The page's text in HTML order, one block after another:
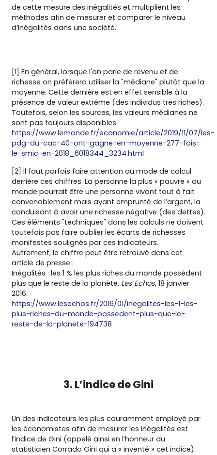
de cette mesure des inégalités et multiplient les
méthodes afin de mesurer et comparer le niveau
d’inégalités dans une société.
[1] En général, lorsque l'on parle de revenu et de
richesse on préfèrera utiliser la "médiane" plutôt que la
moyenne. Cette dernière est en effet sensible à la
présence de valeur extrême (des individus très riches).
Toutefois, selon les sources, les valeurs médianes ne
sont pas toujours disponibles.
https://www.lemonde.fr/economie/article/2019/11/07/les-
pdg-du-cac-40-ont-gagne-en-moyenne-277-fois-
le-smic-en-2018_6018344_3234.html
[2] Il faut parfois faire attention au mode de calcul
derrière ces chiffres. La personne la plus « pauvre » au
monde pourrait être une personne vivant tout à fait
convenablement mais ayant emprunté de l’argent, la
conduisant à avoir une richesse négative (des dettes).
Ces éléments "techniques" dans les calculs ne doivent
toutefois pas faire oublier les écarts de richesses
manifestes soulignés par ces indicateurs.
Autrement, le chiffre peut être retrouvé dans cet
article de presse :
Inégalités : les 1 % les plus riches du monde possèdent
plus que le reste de la planète, Les Echos, 18 janvier
2016.
https://www.lesechos.fr/2016/01/inegalites-les-1-les-
plus-riches-du-monde-possedent-plus-que-le-
reste-de-la-planete-194738
3. L’indice de Gini
Un des indicateurs les plus couramment employé par
les économistes afin de mesurer les inégalités est
l’indice de Gini (appelé ainsi en l’honneur du
statisticien Corrado Gini qui a « inventé » cet indice).